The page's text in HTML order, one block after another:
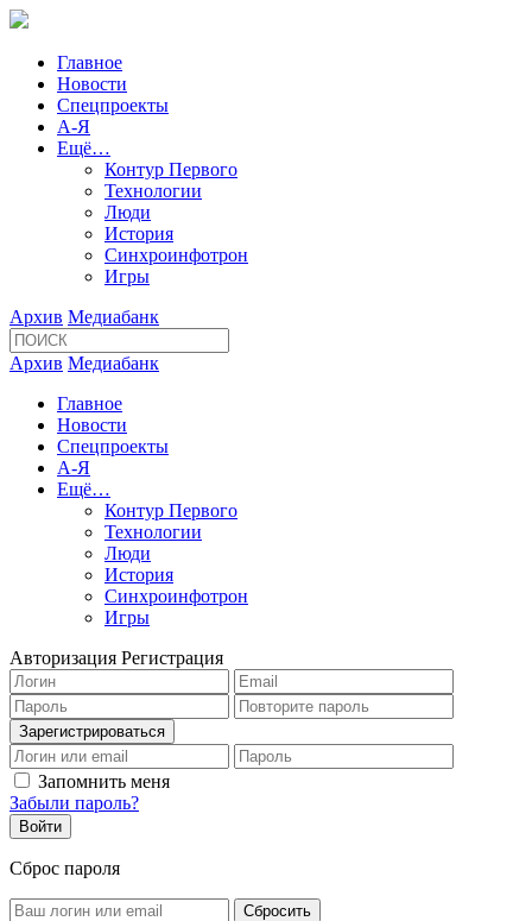
Главное
Новости
Спецпроекты
А-Я
Ещё…
Контур Первого
Технологии
Люди
История
Синхроинфотрон
Игры
Архив Медиабанк
Архив Медиабанк
Главное
Новости
Спецпроекты
А-Я
Ещё…
Контур Первого
Технологии
Люди
История
Синхроинфотрон
Игры
Авторизация Регистрация
Запомнить меня
Забыли пароль?
Сброс пароля